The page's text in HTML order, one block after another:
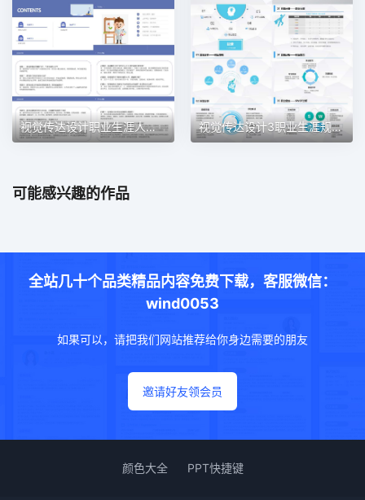
视觉传达设计职业生涯人物访谈职业生涯规划PPT模板 视觉传达设计3职业生涯规划PPT模板
可能感兴趣的作品
全站几十个品类精品内容免费下载，客服微信：
wind0053
如果可以，请把我们网站推荐给你身边需要的朋友
邀请好友领会员
颜色大全 PPT快捷键